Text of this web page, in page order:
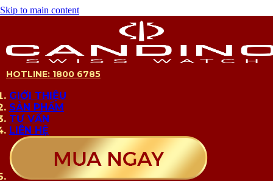
Skip to main content
HOTLINE: 1800 6785
GIỚI THIỆU
SẢN PHẨM
TƯ VẤN
LIÊN HỆ